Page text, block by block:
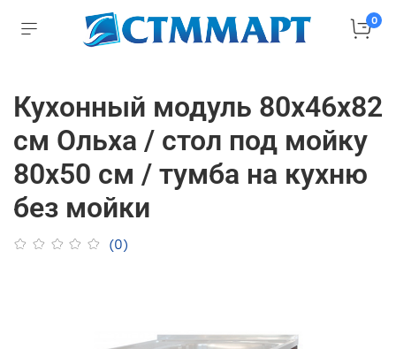
0
Кухонный модуль 80х46х82
см Ольха / стол под мойку
80х50 см / тумба на кухню
без мойки
(0)